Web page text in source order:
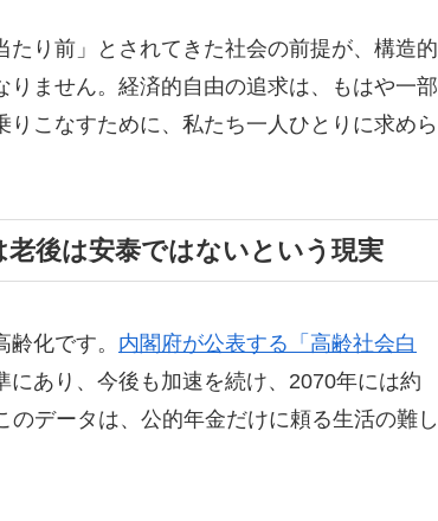
ブな瞑想セッション。理性を使って未
う。
チェック
り前」とされてきた社会の前提が、構造的
ません。経済的自由の追求は、もはや一部
こなすために、私たち一人ひとりに求めら
後は安泰ではないという現実
化です。 内閣府が公表する「高齢社会白
あり、今後も加速を続け、2070年には約
データは、公的年金だけに頼る生活の難し